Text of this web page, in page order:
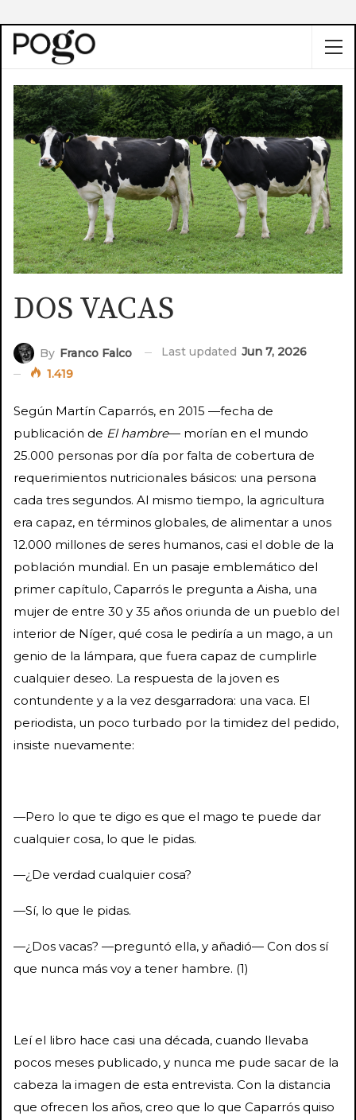
DOS VACAS
By Franco Falco Last updated Jun 7, 2026
1.419
Según Martín Caparrós, en 2015 —fecha de
publicación de El hambre— morían en el mundo
25.000 personas por día por falta de cobertura de
requerimientos nutricionales básicos: una persona
cada tres segundos. Al mismo tiempo, la agricultura
era capaz, en términos globales, de alimentar a unos
12.000 millones de seres humanos, casi el doble de la
población mundial. En un pasaje emblemático del
primer capítulo, Caparrós le pregunta a Aisha, una
mujer de entre 30 y 35 años oriunda de un pueblo del
interior de Níger, qué cosa le pediría a un mago, a un
genio de la lámpara, que fuera capaz de cumplirle
cualquier deseo. La respuesta de la joven es
contundente y a la vez desgarradora: una vaca. El
periodista, un poco turbado por la timidez del pedido,
insiste nuevamente:
—Pero lo que te digo es que el mago te puede dar
cualquier cosa, lo que le pidas.
—¿De verdad cualquier cosa?
—Sí, lo que le pidas.
—¿Dos vacas? —preguntó ella, y añadió— Con dos sí
que nunca más voy a tener hambre. (1)
Leí el libro hace casi una década, cuando llevaba
pocos meses publicado, y nunca me pude sacar de la
cabeza la imagen de esta entrevista. Con la distancia
que ofrecen los años, creo que lo que Caparrós quiso